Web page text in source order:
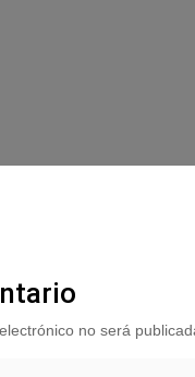
no será